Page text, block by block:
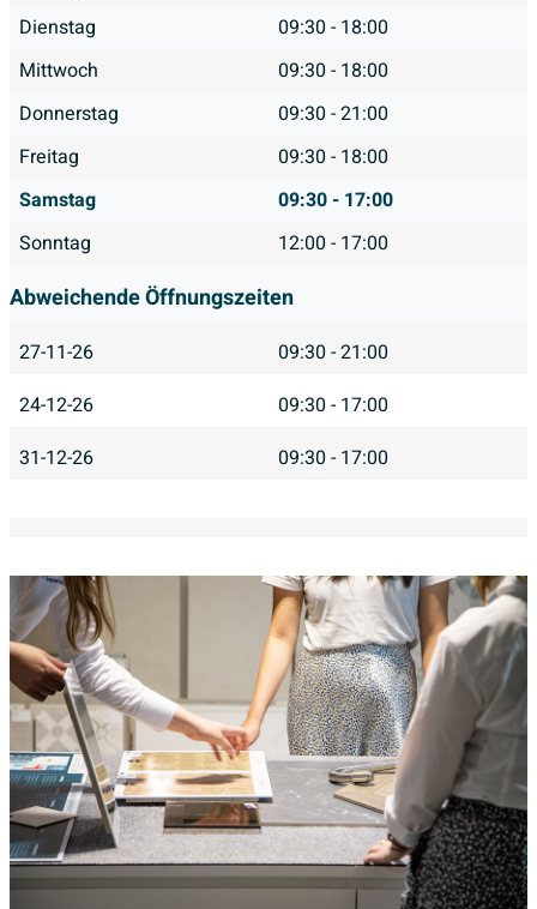
Dienstag
09:30 - 18:00
Mittwoch
09:30 - 18:00
Donnerstag
09:30 - 21:00
Freitag
09:30 - 18:00
Samstag
09:30 - 17:00
Sonntag
12:00 - 17:00
Abweichende Öffnungszeiten
27-11-26
09:30 - 21:00
24-12-26
09:30 - 17:00
31-12-26
09:30 - 17:00